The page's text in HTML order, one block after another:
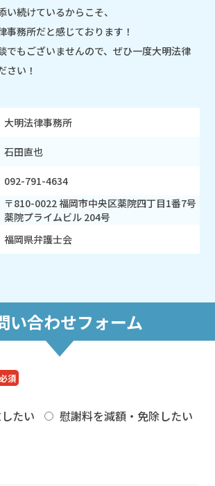
い続けているからこそ、
事務所だと感じております！
でもございませんので、ぜひ一度大明法律
さい！
大明法律事務所
石田直也
092-791-4634
〒810-0022 福岡市中央区薬院四丁目1番7号
薬院プライムビル 204号
福岡県弁護士会
い合わせフォーム
たい 慰謝料を減額・免除したい